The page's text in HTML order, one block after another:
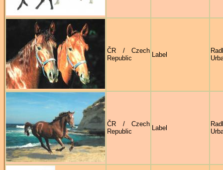
ČR / Czech
Republic
Label
ČR / Czech
Republic
Label